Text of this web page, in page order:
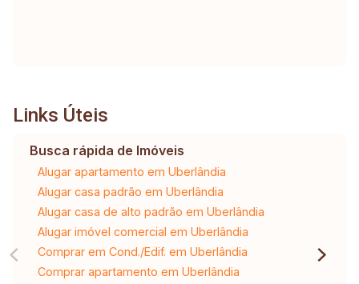
Links Úteis
Busca rápida de Imóveis
Alugar apartamento em Uberlândia
Alugar casa padrão em Uberlândia
Alugar casa de alto padrão em Uberlândia
Alugar imóvel comercial em Uberlândia
Comprar em Cond./Edif. em Uberlândia
Comprar apartamento em Uberlândia